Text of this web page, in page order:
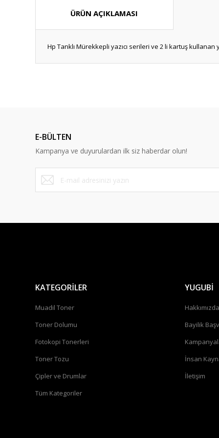
ÜRÜN AÇIKLAMASI
Hp Tanklı Mürekkepli yazıcı serileri ve 2 li kartuş kullanan
Ürün bilgilerinde hatalar bulunuyor.
Ürün fiyatı diğer sitelerden daha pahalı.
Bu ürüne benzer farklı alternatifler olmalı.
E-BÜLTEN
Kampanya ve duyurulardan ilk siz haberdar olun!
KATEGORİLER
Muadil Toner
Toner Dolumu
Fotokopi Tonerleri
Toner Tozu
Çipler ve Drumlar
Tüm Kategoriler
YUGUBİ
Hakkımızda
Bayilik
İnsan
İletişim